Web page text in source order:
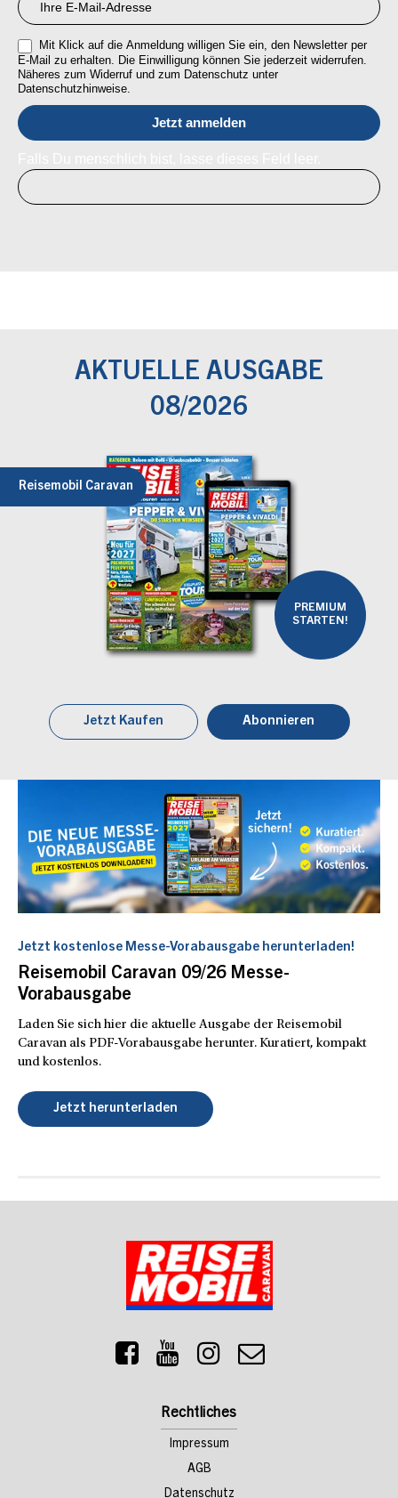
Mit Klick auf die Anmeldung willigen Sie ein, den Newsletter per
E-Mail zu erhalten. Die Einwilligung können Sie jederzeit widerrufen.
Näheres zum Widerruf und zum Datenschutz unter
Datenschutzhinweise.
AKTUELLE AUSGABE
08/2026
Reisemobil Caravan
PREMIUM
STARTEN!
Jetzt Kaufen Abonnieren
Jetzt kostenlose Messe-Vorabausgabe herunterladen!
Reisemobil Caravan 09/26 Messe-
Vorabausgabe
Laden Sie sich hier die aktuelle Ausgabe der Reisemobil
Caravan als PDF-Vorabausgabe herunter. Kuratiert, kompakt
und kostenlos.
Jetzt herunterladen
Rechtliches
Impressum
AGB
Datenschutz